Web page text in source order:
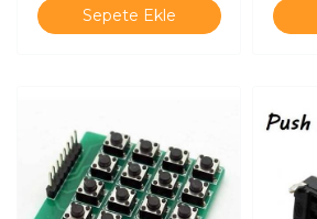
Sepete Ekle